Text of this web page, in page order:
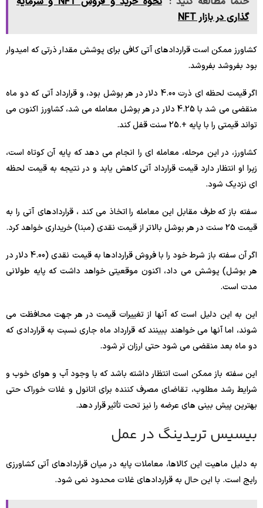
گذاری در بازار NFT
کشاورز ممکن است قراردادهای آتی کافی برای پوشش مقدار ذرتی که امیدوار
بود بفروشد بفروشد.
اگر قیمت لحظه ای ذرت 4.00 دلار در هر بوشل بود، و قرارداد آتی که دو ماه
منقضی می شد با 4.25 دلار در هر بوشل معامله می شد، کشاورز اکنون می
تواند قیمتی را با پایه +.25 سنت قفل کند.
کشاورز، در این مرحله، معامله ای را انجام می دهد که پایه آن کوتاه است،
زیرا او انتظار دارد قیمت قرارداد آتی کاهش یابد و در نتیجه به قیمت لحظه
ای نزدیک شود.
سفته باز که طرف مقابل این معامله را اتخاذ می کند ، قراردادهای آتی را به
قیمت 25 سنت در هر بوشل بالاتر از قیمت نقدی (مبنا) خریداری خواهد کرد.
اگر آن سفته باز شرط خود را با فروش قراردادها به قیمت نقدی (4.00 دلار در
هر بوشل) پوشش می داد، اکنون موقعیتی خواهد داشت که پایه طولانی
مدت است.
این به این دلیل است که آنها از تغییرات قیمت در هر جهت محافظت می
شوند، اما آنها می خواهند ببینند که قرارداد ماه جاری نسبت به قراردادی که
دو ماه بعد منقضی می شود حتی ارزان تر شود.
این سفته باز ممکن است انتظار داشته باشد که با وجود آب و هوای خوب و
شرایط رشد مطلوب، تقاضای مصرف کننده برای اتانول و غلات خوراک حتی
بهترین پیش بینی های عرضه را نیز تحت تأثیر قرار دهد.
بیسیس تریدینگ در عمل
به دلیل ماهیت این کالاها، معاملات پایه در میان قراردادهای آتی کشاورزی
رایج است. با این حال به قراردادهای غلات محدود نمی شود.